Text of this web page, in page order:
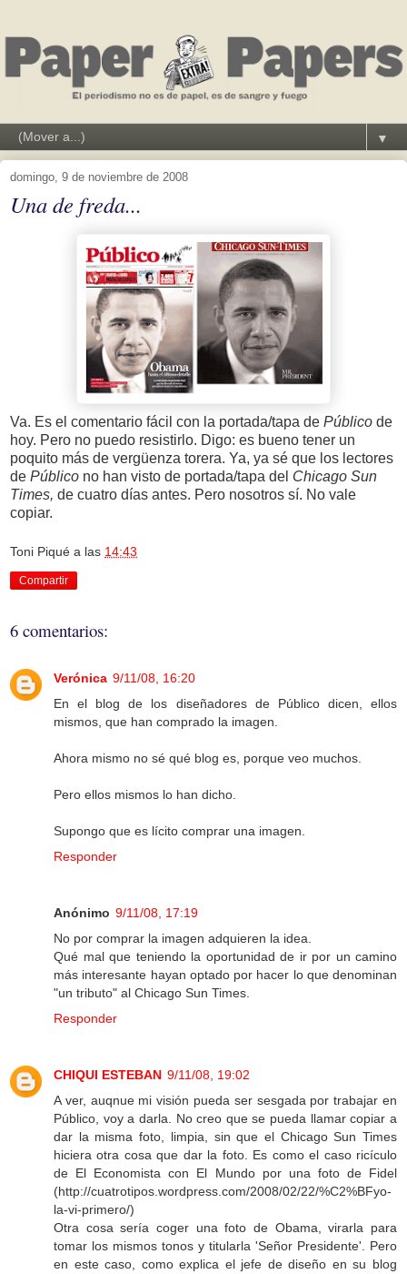
▼
domingo, 9 de noviembre de 2008
Una de freda...
Va. Es el comentario fácil con la portada/tapa de Público de
hoy. Pero no puedo resistirlo. Digo: es bueno tener un
poquito más de vergüenza torera. Ya, ya sé que los lectores
de Público no han visto de portada/tapa del Chicago Sun
Times, de cuatro días antes. Pero nosotros sí. No vale
copiar.
Toni Piqué a las 14:43
Compartir
6 comentarios:
Verónica 9/11/08, 16:20
En el blog de los diseñadores de Público dicen, ellos
mismos, que han comprado la imagen.
Ahora mismo no sé qué blog es, porque veo muchos.
Pero ellos mismos lo han dicho.
Supongo que es lícito comprar una imagen.
Responder
Anónimo 9/11/08, 17:19
No por comprar la imagen adquieren la idea.
Qué mal que teniendo la oportunidad de ir por un camino
más interesante hayan optado por hacer lo que denominan
"un tributo" al Chicago Sun Times.
Responder
CHIQUI ESTEBAN 9/11/08, 19:02
A ver, auqnue mi visión pueda ser sesgada por trabajar en
Público, voy a darla. No creo que se pueda llamar copiar a
dar la misma foto, limpia, sin que el Chicago Sun Times
hiciera otra cosa que dar la foto. Es como el caso ricículo
de El Economista con El Mundo por una foto de Fidel
(http://cuatrotipos.wordpress.com/2008/02/22/%C2%BFyo-
la-vi-primero/)
Otra cosa sería coger una foto de Obama, virarla para
tomar los mismos tonos y titularla 'Señor Presidente'. Pero
en este caso, como explica el jefe de diseño en su blog